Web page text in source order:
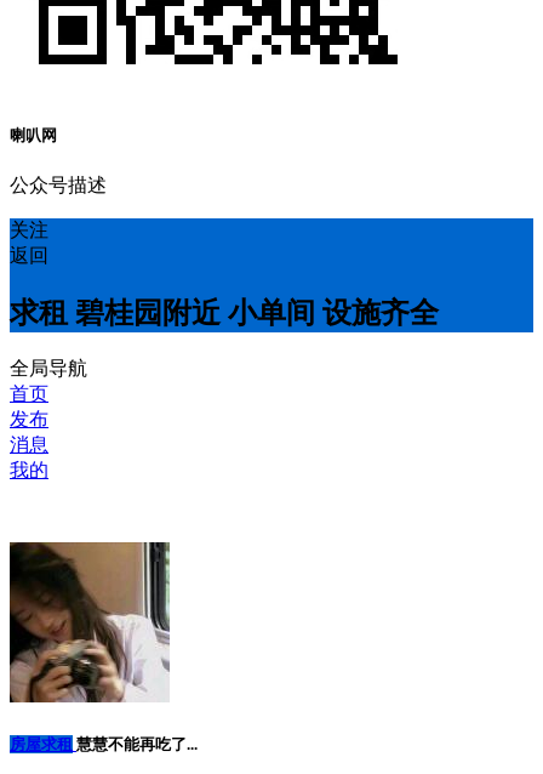
喇叭网
公众号描述
关注
返回
求租 碧桂园附近 小单间 设施齐全
全局导航
首页
发布
消息
我的
房屋求租 慧慧不能再吃了...